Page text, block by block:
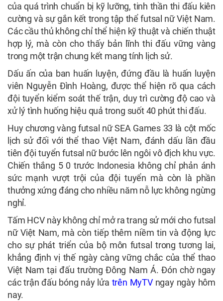
của quá trình chuẩn bị kỹ lưỡng, tinh thần thi đấu kiên
cường và sự gắn kết trong tập thể futsal nữ Việt Nam.
Các cầu thủ không chỉ thể hiện kỹ thuật và chiến thuật
hợp lý, mà còn cho thấy bản lĩnh thi đấu vững vàng
trong một trận chung kết mang tính lịch sử.
Dấu ấn của ban huấn luyện, đứng đầu là huấn luyện
viên Nguyễn Đình Hoàng, được thể hiện rõ qua cách
đội tuyển kiểm soát thế trận, duy trì cường độ cao và
xử lý tình huống hiệu quả trong suốt 40 phút thi đấu.
Huy chương vàng futsal nữ SEA Games 33 là cột mốc
lịch sử đối với thể thao Việt Nam, đánh dấu lần đầu
tiên đội tuyển futsal nữ bước lên ngôi vô địch khu vực.
Chiến thắng 5 0 trước Indonesia không chỉ phản ánh
sức mạnh vượt trội của đội tuyển mà còn là phần
thưởng xứng đáng cho nhiều năm nỗ lực không ngừng
nghỉ.
Tấm HCV này không chỉ mở ra trang sử mới cho futsal
nữ Việt Nam, mà còn tiếp thêm niềm tin và động lực
cho sự phát triển của bộ môn futsal trong tương lai,
khẳng định vị thế ngày càng vững chắc của thể thao
Việt Nam tại đấu trường Đông Nam Á. Đón chờ ngay
các trận đấu bóng nảy lửa trên MyTVngay ngày hôm
nay.